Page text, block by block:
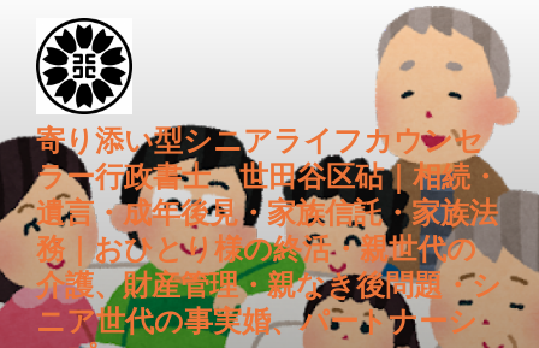
キ
プ
寄り添い型シニアライフカウンセ
ラー行政書士 世田谷区砧｜相続・
遺言・成年後見・家族信託・家族法
務｜おひとり様の終活・親世代の
介護、財産管理・親なき後問題・シ
ニア世代の事実婚、パートナーシ